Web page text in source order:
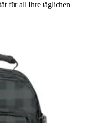
für all Ihre täglichen